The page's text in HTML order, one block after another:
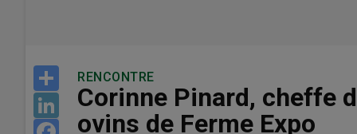
Share
LinkedIn
Facebook
RENCONTRE
Corinne Pinard, cheffe
ovins de Ferme Expo